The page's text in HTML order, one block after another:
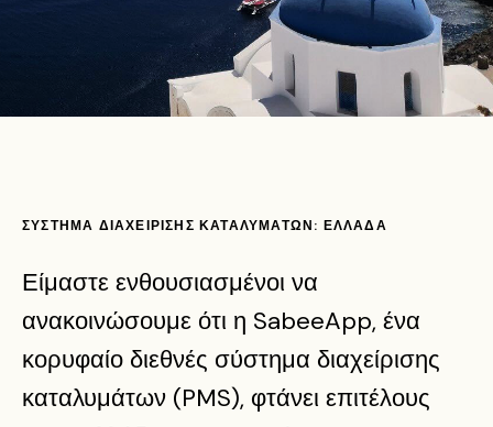
ΣΥΣΤΗΜΑ ΔΙΑΧΕΙΡΙΣΗΣ ΚΑΤΑΛΥΜΑΤΩΝ: ΕΛΛΑΔΑ
Είμαστε ενθουσιασμένοι να
ανακοινώσουμε ότι η SabeeApp, ένα
κορυφαίο διεθνές σύστημα διαχείρισης
καταλυμάτων (PMS), φτάνει επιτέλους